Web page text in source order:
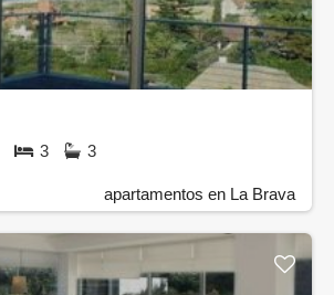
3 3
apartamentos en La Brava